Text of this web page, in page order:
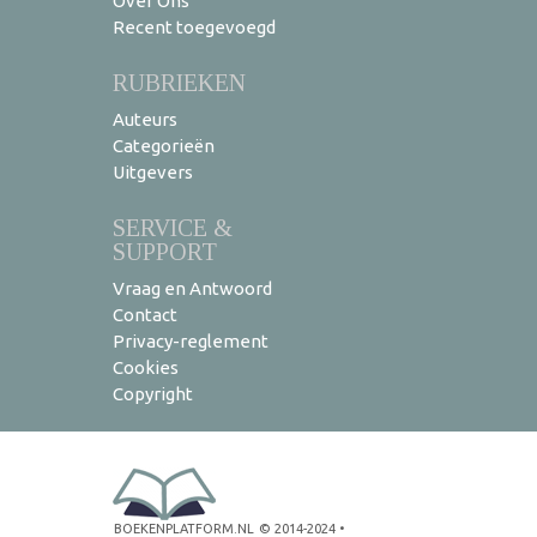
Recent toegevoegd
RUBRIEKEN
Auteurs
Categorieën
Uitgevers
SERVICE &
SUPPORT
Vraag en Antwoord
Contact
Privacy-reglement
Cookies
Copyright
BOEKENPLATFORM.NL © 2014-2024 •